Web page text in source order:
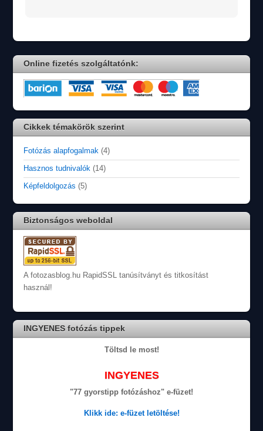
Online fizetés szolgáltatónk:
Cikkek témakörök szerint
Fotózás alapfogalmak (4)
Hasznos tudnivalók (14)
Képfeldolgozás (5)
Biztonságos weboldal
A fotozasblog.hu RapidSSL tanúsítványt és titkosítást
használ!
INGYENES fotózás tippek
Töltsd le most!
INGYENES
"77 gyorstipp fotózáshoz" e-füzet!
Klikk ide: e-füzet letöltése!